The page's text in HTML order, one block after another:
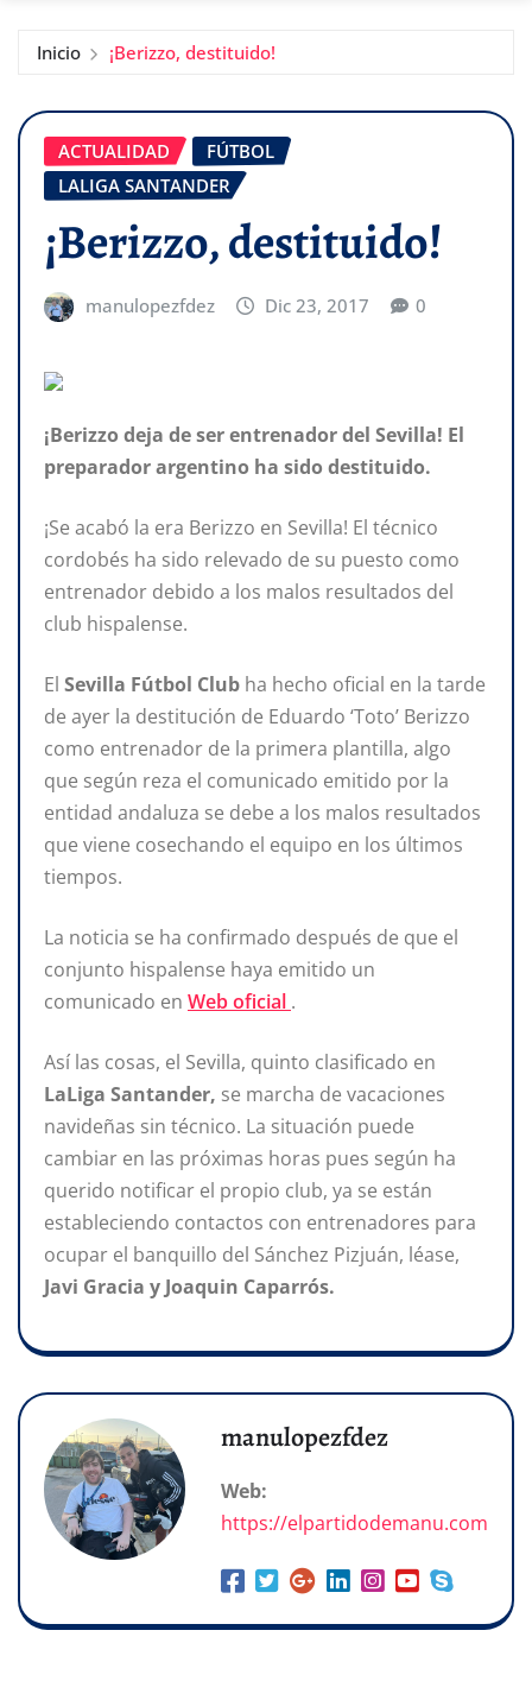
Inicio ¡Berizzo, destituido!
ACTUALIDAD
FÚTBOL
LALIGA SANTANDER
¡Berizzo, destituido!
manulopezfdez Dic 23, 2017 0
¡Berizzo deja de ser entrenador del Sevilla! El
preparador argentino ha sido destituido.
¡Se acabó la era Berizzo en Sevilla! El técnico
cordobés ha sido relevado de su puesto como
entrenador debido a los malos resultados del
club hispalense.
El Sevilla Fútbol Club ha hecho oficial en la tarde
de ayer la destitución de Eduardo ‘Toto’ Berizzo
como entrenador de la primera plantilla, algo
que según reza el comunicado emitido por la
entidad andaluza se debe a los malos resultados
que viene cosechando el equipo en los últimos
tiempos.
La noticia se ha confirmado después de que el
conjunto hispalense haya emitido un
comunicado en Web oficial .
Así las cosas, el Sevilla, quinto clasificado en
LaLiga Santander, se marcha de vacaciones
navideñas sin técnico. La situación puede
cambiar en las próximas horas pues según ha
querido notificar el propio club, ya se están
estableciendo contactos con entrenadores para
ocupar el banquillo del Sánchez Pizjuán, léase,
Javi Gracia y Joaquin Caparrós.
manulopezfdez
Web:
https://elpartidodemanu.com